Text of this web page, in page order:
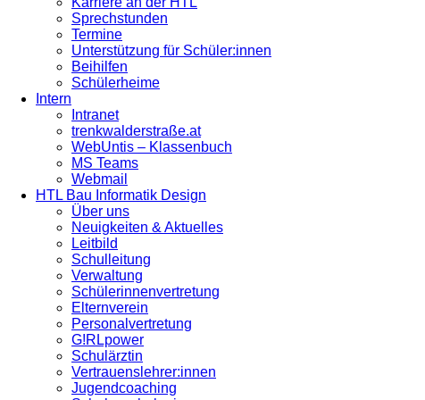
Sprechstunden
Termine
Unterstützung für Schüler:innen
Beihilfen
Schülerheime
Intern
Intranet
trenkwalderstraße.at
WebUntis – Klassenbuch
MS Teams
Webmail
HTL Bau Informatik Design
Über uns
Neuigkeiten & Aktuelles
Leitbild
Schulleitung
Verwaltung
Schülerinnenvertretung
Elternverein
Personalvertretung
G!RLpower
Schulärztin
Vertrauenslehrer:innen
Jugendcoaching